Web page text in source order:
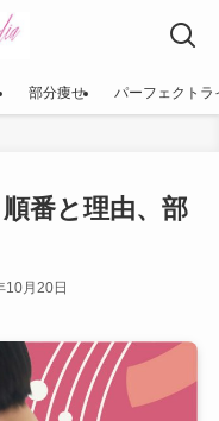
部分痩せ パーフェクトラ
番と理由、部
10月20日